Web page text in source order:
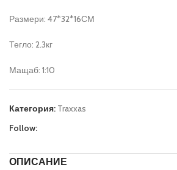
Размери: 47*32*16СМ
Тегло: 2.3кг
Мащаб: 1:10
Категория: Traxxas
Follow:
ОПИСАНИЕ